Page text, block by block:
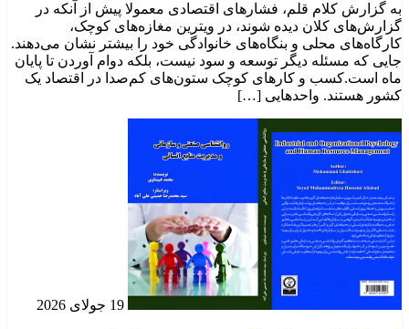
به گزارش کلام قلم، فشارهای اقتصادی معمولا پیش از آنکه در
گزارش‌های کلان دیده شوند، در ویترین مغازه‌های کوچک،
کارگاه‌های محلی و بنگاه‌های خانوادگی خود را بیشتر نشان می‌دهند.
جایی که مسئله دیگر توسعه و سود نیست، بلکه دوام آوردن تا پایان
ماه است.کسب‌ و کارهای کوچک ستون‌های کم‌صدا در اقتصاد یک
کشور هستند. واحدهایی […]
19 جولای 2026